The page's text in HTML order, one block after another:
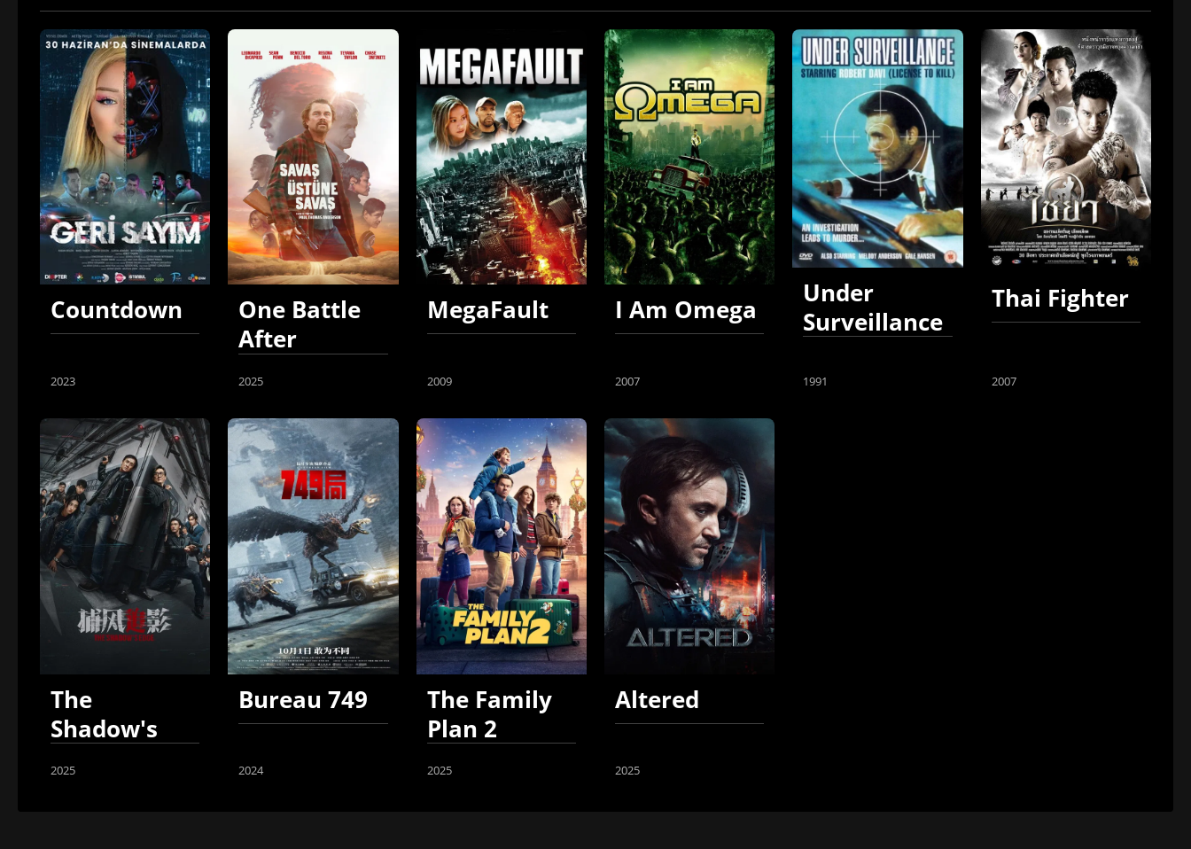
Countdown
2023
One Battle
After
2025
MegaFault
2009
I Am Omega
2007
Under
Surveillance
1991
Thai Fighter
2007
The
Shadow's
2025
Bureau 749
2024
The Family
Plan 2
2025
Altered
2025